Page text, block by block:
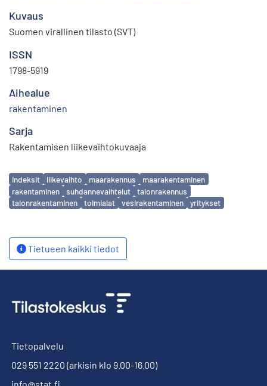
Kuvaus
Suomen virallinen tilasto (SVT)
ISSN
1798-5919
Aihealue
rakentaminen
Sarja
Rakentamisen liikevaihtokuvaaja
Avainsanat
indeksit liikevaihto maarakennus
maarakentaminen
rakentaminen
suhdannevaihtelut
talonrakennus
talonrakentaminen
toimialat vesirakentaminen yritykset
Tietueen kaikki tiedot
Tietopalvelu
029 551 2220 (arkisin klo 9.00-16.00)